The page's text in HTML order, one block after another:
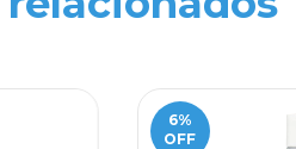
6%
OFF